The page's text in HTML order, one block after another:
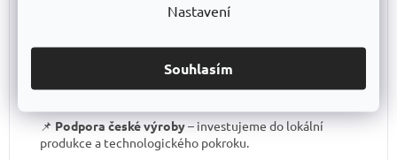
Nastavení
Souhlasím
📌 Podpora české výroby– investujeme do lokální
produkce a technologického pokroku.